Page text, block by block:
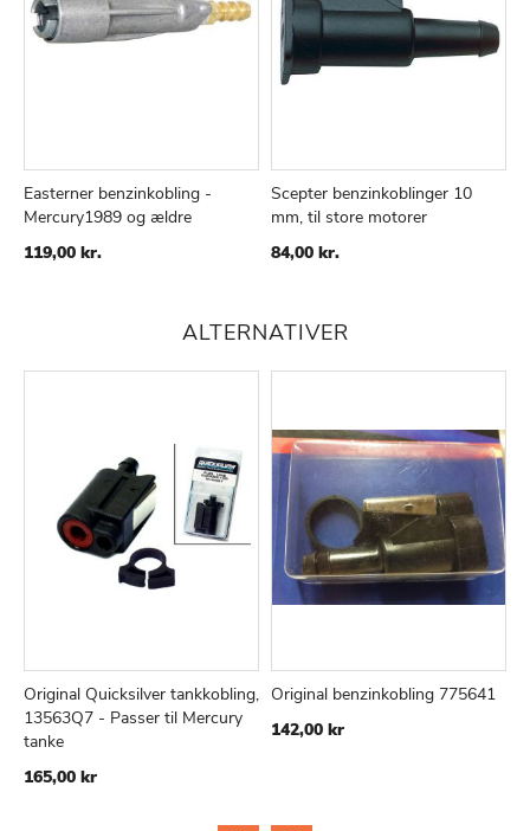
TILFØJ
TIL
ØNSKE
SAMMENLIGN
Easterner benzinkobling -
Mercury1989 og ældre
119,00 kr.
TILFØJ
TIL
ØNSKE
SAMMENLIGN
Scepter benzinkoblinger 10
mm, til store motorer
84,00 kr.
ALTERNATIVER
Læg i kurv
TILFØJ
SAMMENLIGN
Original Quicksilver tankkobling,
13563Q7 - Passer til Mercury
tanke
165,00 kr
TILFØJ
Original benzinkobling 775641
142,00 kr